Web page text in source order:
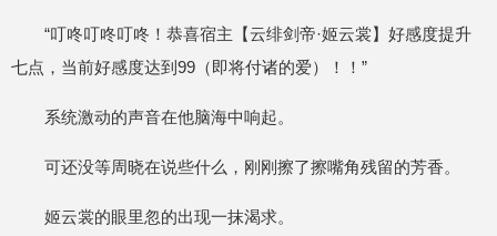
“叮咚叮咚叮咚！恭喜宿主【云绯剑帝·姬云裳】好感度提升
七点，当前好感度达到99（即将付诸的爱）！！”
系统激动的声音在他脑海中响起。
可还没等周晓在说些什么，刚刚擦了擦嘴角残留的芳香。
姬云裳的眼里忽的出现一抹渴求。